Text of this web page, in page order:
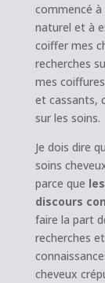
commencé
naturel et à
coiffer mes
recherches
mes
et cassants,
sur les soins.
Je dois dire
soins
parce que
discours
faire la part
recherches
cheveux